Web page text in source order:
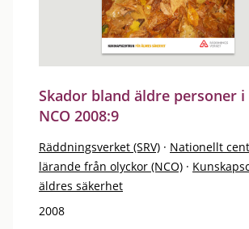
Skador bland äldre personer i
NCO 2008:9
Räddningsverket (SRV) · Nationellt
lärande från olyckor (NCO) ·
äldres säkerhet
2008